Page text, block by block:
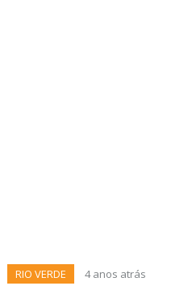
RIO VERDE 4 anos atrás